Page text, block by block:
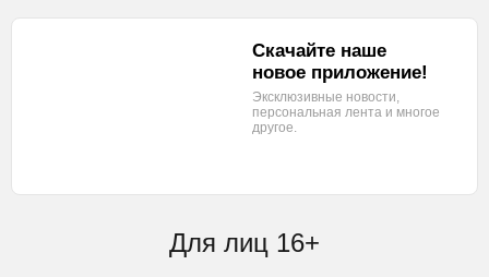
Для лиц 16+
Скачайте наше
новое приложение!
Эксклюзивные новости,
персональная лента и многое
другое.